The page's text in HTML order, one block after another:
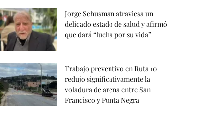
Jorge Schusman atraviesa un
delicado estado de salud y afirmó
que dará “lucha por su vida”
Trabajo preventivo en Ruta 10
redujo significativamente la
voladura de arena entre San
Francisco y Punta Negra